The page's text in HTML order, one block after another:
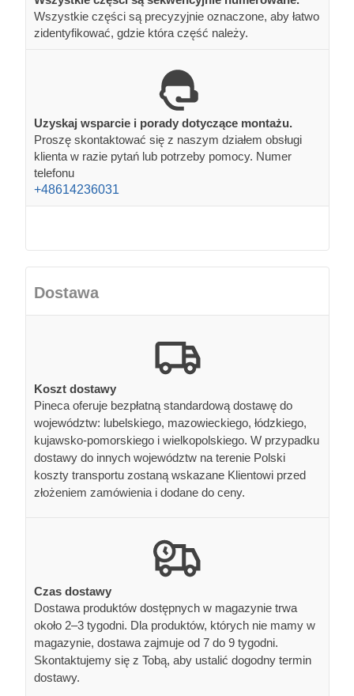
Wszystkie części są precyzyjnie oznaczone, aby łatwo
zidentyfikować, gdzie która część należy.
Uzyskaj wsparcie i porady dotyczące montażu.
Proszę skontaktować się z naszym działem obsługi
klienta w razie pytań lub potrzeby pomocy. Numer
telefonu
+48614236031
Dostawa
Koszt dostawy
Pineca oferuje bezpłatną standardową dostawę do
województw: lubelskiego, mazowieckiego, łódzkiego,
kujawsko-pomorskiego i wielkopolskiego. W przypadku
dostawy do innych województw na terenie Polski
koszty transportu zostaną wskazane Klientowi przed
złożeniem zamówienia i dodane do ceny.
Czas dostawy
Dostawa produktów dostępnych w magazynie trwa
około 2–3 tygodni. Dla produktów, których nie mamy w
magazynie, dostawa zajmuje od 7 do 9 tygodni.
Skontaktujemy się z Tobą, aby ustalić dogodny termin
dostawy.